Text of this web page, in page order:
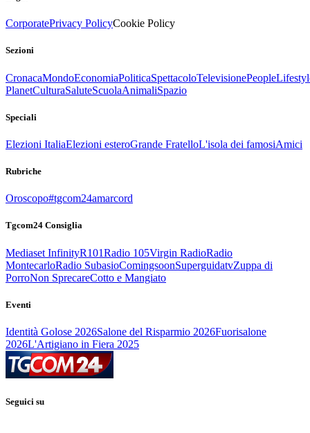
CorporatePrivacy PolicyCookie Policy
Sezioni
CronacaMondoEconomiaPoliticaSpettacoloTelevisionePeople
PlanetCulturaSaluteScuolaAnimaliSpazio
Speciali
Elezioni ItaliaElezioni esteroGrande FratelloL'isola dei famosiAmici
Rubriche
Oroscopo#tgcom24amarcord
Tgcom24 Consiglia
Mediaset InfinityR101Radio 105Virgin RadioRadio
MontecarloRadio SubasioComingsoonSuperguidatvZuppa di
PorroNon SprecareCotto e Mangiato
Eventi
Identità Golose 2026Salone del Risparmio 2026Fuorisalone
2026L'Artigiano in Fiera 2025
Seguici su